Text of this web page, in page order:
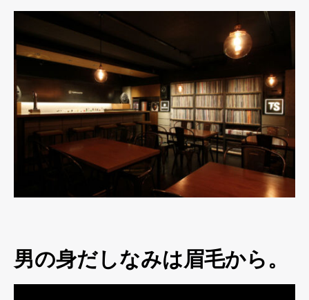
男の身だしなみは眉毛から。